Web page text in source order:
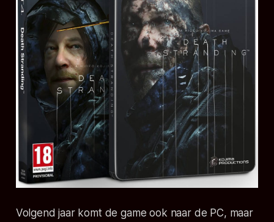
Volgend jaar komt de game ook naar de PC, maar